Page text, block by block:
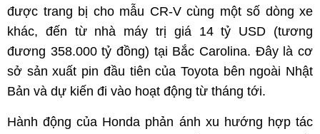
được trang bị cho mẫu CR-V cùng một số dòng xe
khác, đến từ nhà máy trị giá 14 tỷ USD (tương
đương 358.000 tỷ đồng) tại Bắc Carolina. Đây là cơ
sở sản xuất pin đầu tiên của Toyota bên ngoài Nhật
Bản và dự kiến đi vào hoạt động từ tháng tới.
Hành động của Honda phản ánh xu hướng hợp tác